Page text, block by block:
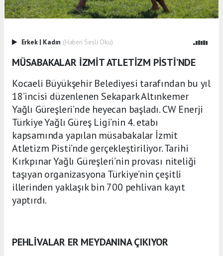
Erkek | Kadın (Haberi Sesli Oku)
MÜSABAKALAR İZMİT ATLETİZM PİSTİ’NDE
Kocaeli Büyükşehir Belediyesi tarafından bu yıl
18’incisi düzenlenen Sekapark Altınkemer
Yağlı Güreşleri’nde heyecan başladı. CW Enerji
Türkiye Yağlı Güreş Ligi’nin 4. etabı
kapsamında yapılan müsabakalar İzmit
Atletizm Pisti’nde gerçekleştiriliyor. Tarihi
Kırkpınar Yağlı Güreşleri’nin provası niteliği
taşıyan organizasyona Türkiye’nin çeşitli
illerinden yaklaşık bin 700 pehlivan kayıt
yaptırdı.
PEHLİVALAR ER MEYDANINA ÇIKIYOR